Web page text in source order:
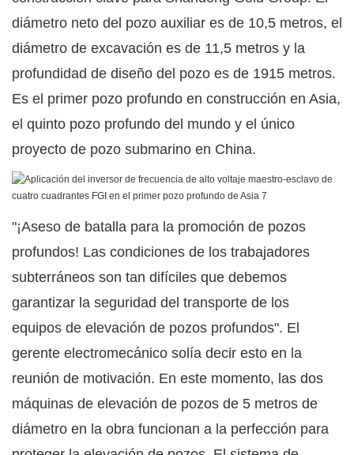
diámetro neto del pozo auxiliar es de 10,5 metros, el
diámetro de excavación es de 11,5 metros y la
profundidad de diseño del pozo es de 1915 metros.
Es el primer pozo profundo en construcción en Asia,
el quinto pozo profundo del mundo y el único
proyecto de pozo submarino en China.
"¡Aseso de batalla para la promoción de pozos
profundos! Las condiciones de los trabajadores
subterráneos son tan difíciles que debemos
garantizar la seguridad del transporte de los
equipos de elevación de pozos profundos". El
gerente electromecánico solía decir esto en la
reunión de motivación. En este momento, las dos
máquinas de elevación de pozos de 5 metros de
diámetro en la obra funcionan a la perfección para